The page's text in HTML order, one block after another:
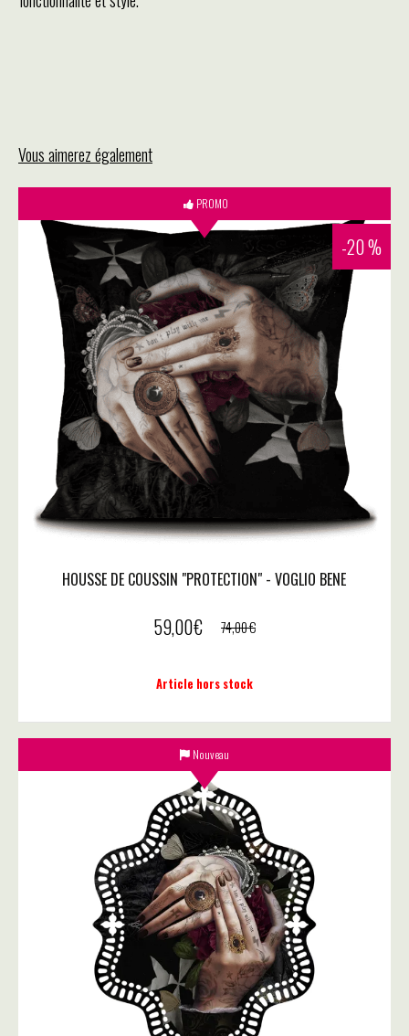
Vous aimerez également
-20 %
HOUSSE DE COUSSIN "PROTECTION" - VOGLIO BENE
59,00€ 74,00€
Article hors stock
PROMO
Nouveau